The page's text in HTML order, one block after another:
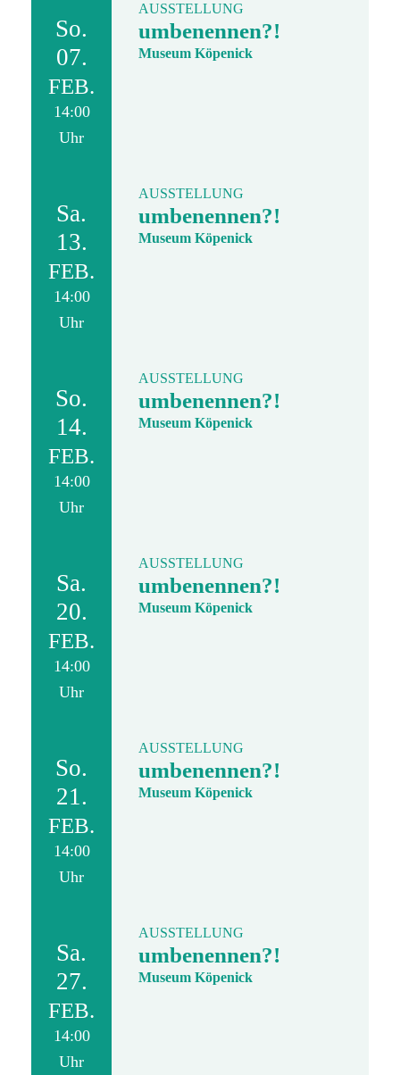
So.
07.
FEB.
14:00
Uhr
AUSSTELLUNG
umbenennen?!
Museum Köpenick
Sa.
13.
FEB.
14:00
Uhr
AUSSTELLUNG
umbenennen?!
Museum Köpenick
So.
14.
FEB.
14:00
Uhr
AUSSTELLUNG
umbenennen?!
Museum Köpenick
Sa.
20.
FEB.
14:00
Uhr
AUSSTELLUNG
umbenennen?!
Museum Köpenick
So.
21.
FEB.
14:00
Uhr
AUSSTELLUNG
umbenennen?!
Museum Köpenick
Sa.
27.
FEB.
14:00
Uhr
AUSSTELLUNG
umbenennen?!
Museum Köpenick